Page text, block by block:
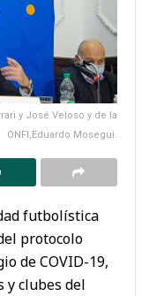
y José Veloso y de la
ONFI,Eduardo Mosegui.
futbolística
protocolo
de COVID-19,
y clubes del